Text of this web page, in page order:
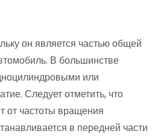
он является частью общей
В большинстве
или
Следует отметить, что
от частоты вращения
в передней части